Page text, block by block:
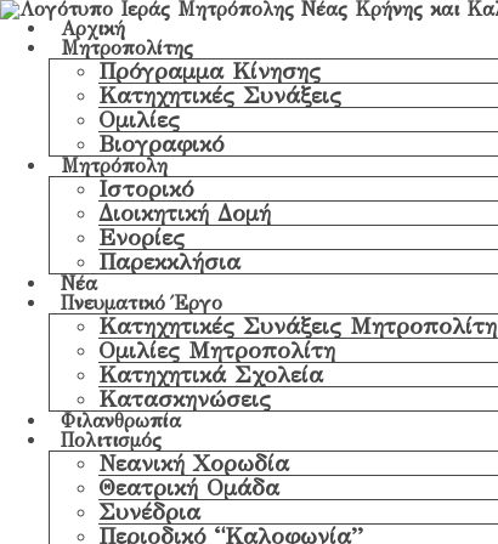
Αρχική
Μητροπολίτης
Πρόγραμμα Κίνησης
Κατηχητικές Συνάξεις
Ομιλίες
Βιογραφικό
Μητρόπολη
Ιστορικό
Διοικητική Δομή
Ενορίες
Παρεκκλήσια
Νέα
Πνευματικό Έργο
Κατηχητικές Συνάξεις Μητροπολίτη
Ομιλίες Μητροπολίτη
Κατηχητικά Σχολεία
Κατασκηνώσεις
Φιλανθρωπία
Πολιτισμός
Νεανική Χορωδία
Θεατρική Ομάδα
Συνέδρια
Περιοδικό “Καλοφωνία”